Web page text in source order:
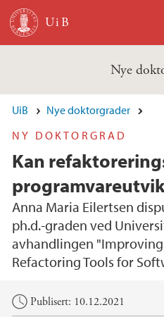
Hopp til hovedinnhold
Nye
UiB
Nye doktorgrader
NY DOKTORGRAD
Kan
Anna Maria Eilertsen
ph.d.-graden ved
avhandlingen
Refactoring Tools for
Hovedinnhold
Publisert: 10.12.2021